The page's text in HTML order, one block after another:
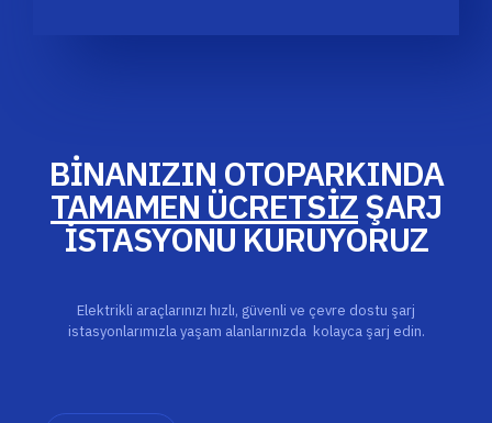
BİNANIZIN OTOPARKINDA
TAMAMEN ÜCRETSİZŞARJ
İSTASYONU KURUYORUZ
Elektrikli araçlarınızı hızlı, güvenli ve çevre dostu şarj
istasyonlarımızla yaşam alanlarınızda kolayca şarj edin.